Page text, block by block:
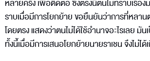
หลายครั้ง เพื่อติดต่อ ซึ่งตรงนี้ตนไม่ทราบเรื่อ
ราบเมื่อมีการโยกย้าย ขอยืนยันว่าการที่หลาน
โดยตรง แสดงว่าตนไม่ได้ใช้อำนาจอะไรเลย มั
ทั้งนี้เมื่อมีการเสนอโยกย้ายนายราเชน จึงไม่ไ